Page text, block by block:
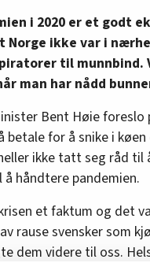
i 2020 er et godt
Norge ikke var i
til munnbind.
man har nådd
Bent Høie foreslo
betale for å snike i
ikke tatt seg råd til
håndtere pandemien.
et faktum og det
rause svensker som
dem videre til oss.